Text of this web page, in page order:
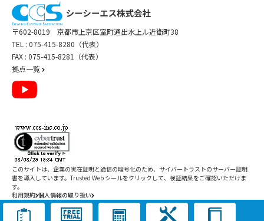
〒602-8019 京都市上京区室町通出水上ル近衛町38
TEL : 075-415-8280（代表）
FAX : 075-415-8281（代表）
拠点一覧
利用規約 個人情報の取り扱い
Copyright ©
2026CCS Inc. All Rights Reserved.
このサイトは、企業の実在証明と通信の暗号化のため、サイバートラストのサーバー証明
書を導入しています。Trusted Web シールをクリックして、検証結果をご確認いただけま
す。